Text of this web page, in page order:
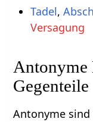
Tadel,
Versagung
Gegenteile
Antonyme sind